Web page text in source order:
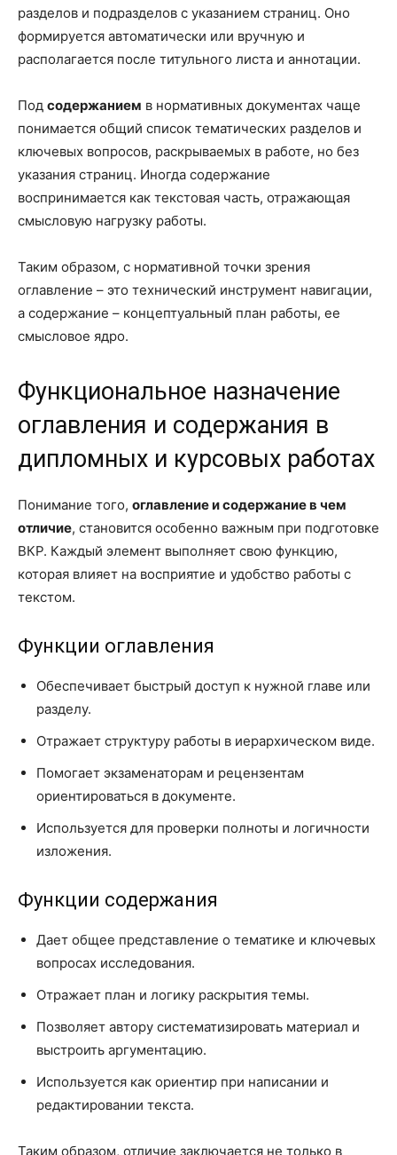
разделов и подразделов с указанием страниц. Оно
формируется автоматически или вручную и
располагается после титульного листа и аннотации.
Под содержанием в нормативных документах чаще
понимается общий список тематических разделов и
ключевых вопросов, раскрываемых в работе, но без
указания страниц. Иногда содержание
воспринимается как текстовая часть, отражающая
смысловую нагрузку работы.
Таким образом, с нормативной точки зрения
оглавление – это технический инструмент навигации,
а содержание – концептуальный план работы, ее
смысловое ядро.
Функциональное назначение
оглавления и содержания в
дипломных и курсовых работах
Понимание того, оглавление и содержание в чем
отличие, становится особенно важным при подготовке
ВКР. Каждый элемент выполняет свою функцию,
которая влияет на восприятие и удобство работы с
текстом.
Функции оглавления
Обеспечивает быстрый доступ к нужной главе или
разделу.
Отражает структуру работы в иерархическом виде.
Помогает экзаменаторам и рецензентам
ориентироваться в документе.
Используется для проверки полноты и логичности
изложения.
Функции содержания
Дает общее представление о тематике и ключевых
вопросах исследования.
Отражает план и логику раскрытия темы.
Позволяет автору систематизировать материал и
выстроить аргументацию.
Используется как ориентир при написании и
редактировании текста.
Таким образом, отличие заключается не только в